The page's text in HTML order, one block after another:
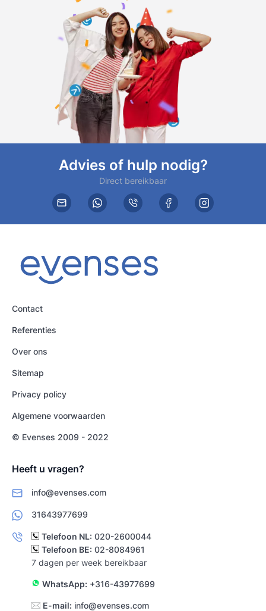
Advies of hulp nodig?
Direct bereikbaar
Contact
Referenties
Over ons
Sitemap
Privacy policy
Algemene voorwaarden
© Evenses 2009 - 2022
Heeft u vragen?
info@evenses.com
31643977699
Telefoon NL: 020-2600044
Telefoon BE: 02-8084961
7 dagen per week bereikbaar
WhatsApp: +316-43977699
E-mail: info@evenses.com